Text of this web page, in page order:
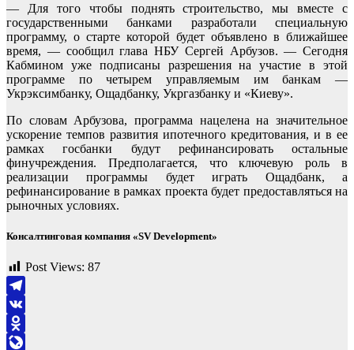
— Для того чтобы поднять строительство, мы вместе с
государственными банками разработали специальную
программу, о старте которой будет объявлено в ближайшее
время, — сообщил глава НБУ Сергей Арбузов. — Сегодня
Кабмином уже подписаны разрешения на участие в этой
программе по четырем управляемым им банкам —
Укрэксимбанку, Ощадбанку, Укргазбанку и «Киеву».
По словам Арбузова, программа нацелена на значительное
ускорение темпов развития ипотечного кредитования, и в ее
рамках госбанки будут рефинансировать остальные
финучреждения. Предполагается, что ключевую роль в
реализации программы будет играть Ощадбанк, а
рефинансирование в рамках проекта будет предоставляться на
рыночных условиях.
Консалтинговая компания «SV Development»
Post Views: 87
Telegram
VK
Odnoklassniki